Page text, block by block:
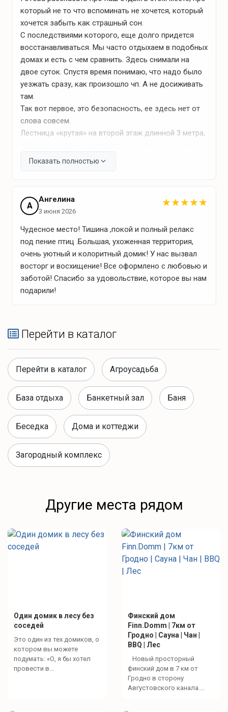
травы
шапки
полотенца
Что для развлечений?
Спокойный отдых
деревянная качель
Сбор грибов и ягод
Для детей
Качели
Парк развлечений Джунгли парк (16 км)
Достопримечательности
Форт №IV (800 м)
Старый и Новый замок (13 км)
безопасно. Договор с нами никто не заключал.
Считаю, что, если предоставляешь услуги, то
должна быть и ответственность. Во всем!
который не то что вспоминать не хочется, который
хочется забыть как страшный сон.
С последствиями которого, еще долго придется
восстанавливаться. Мы часто отдыхаем в подобных
домах и есть с чем сравнить. Здесь снимали на
двое суток. Спустя время понимаю, что надо было
уезжать сразу, как произошло чп. А не досиживать
там.
Так вот первое, это безопасность, ее здесь нет от
слова совсем.
Лестница «крутая» на второй этаж длинной 3 метра,
ребенком, будьте готовые не отдыхать, а смотреть
нелепое движение и ты можешь упасть с высоты.
Ребенка 5ти лет приходилось перемещать по
стены, чтобы не дай бог не упасть на первый этаж,
там просто висят канаты, если, опять же, ребенок,
то он просто может выпрыгнуть.
Продолжение в следующем отзыве
Показать полностью
А
Ангелина
3 июня 2026
★★★★★
Чудесное место! Тишина ,покой и полный релакс
под пение птиц .Большая, ухоженная территория,
очень уютный и колоритный домик! У нас вызвал
восторг и восхищение! Все оформлено с любовью и
заботой! Спасибо за удовольствие, которое вы нам
подарили!
Перейти в каталог
Перейти в каталог Агроусадьба
База отдыха Банкетный зал Баня
Беседка Дома и коттеджи
Загородный комплекс
Другие места рядом
Один домик в лесу без
соседей
Это один из тех домиков, о
котором вы можете
подумать: «О, я бы хотел
провести в...
Финский дом
Finn.Domm | 7км от
Гродно | Сауна | Чан |
BBQ | Лес
Новый просторный
финский дом в 7 км от
Гродно в сторону
Августовского канала....